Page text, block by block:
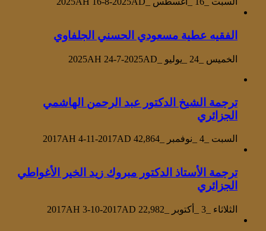
الفقيه عطية مسعودي الحسني الجلفاوي
الخميس _24 _يوليو _2025AH 24-7-2025AD
ترجمة الشيخ الدكتور عبد الرحمن الهاشمي
الجزائري
السبت _4 _نوفمبر _2017AH 4-11-2017AD 42,864
ترجمة الأستاذ الدكتور مبروك زيد الخير الأغواطي
الجزائري
الثلاثاء _3 _أكتوبر _2017AH 3-10-2017AD 22,982